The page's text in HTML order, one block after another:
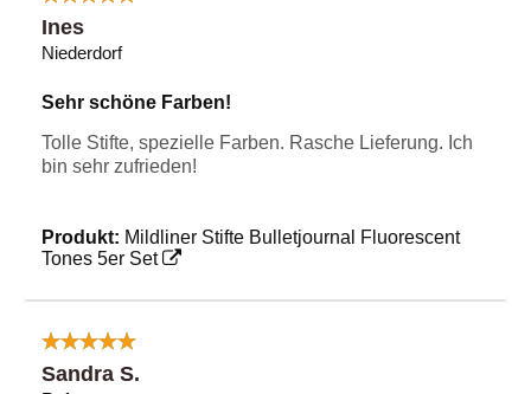
Ines
Niederdorf
Sehr schöne Farben!
Tolle Stifte, spezielle Farben. Rasche Lieferung. Ich
bin sehr zufrieden!
Produkt: Mildliner Stifte Bulletjournal Fluorescent
Tones 5er Set
Sandra S.